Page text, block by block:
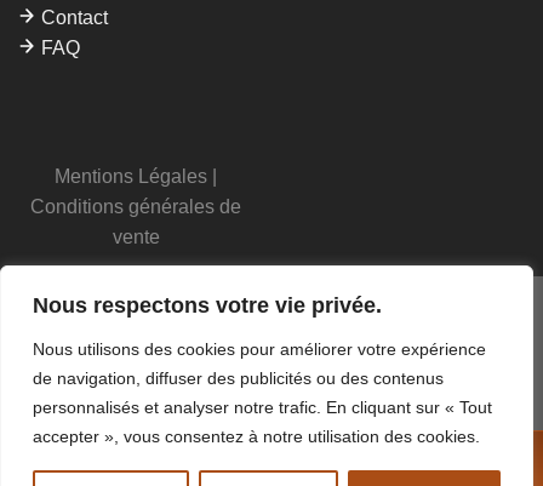
Nous respectons votre vie privée.
Nous utilisons des cookies pour améliorer votre expérience
de navigation, diffuser des publicités ou des contenus
personnalisés et analyser notre trafic. En cliquant sur « Tout
accepter », vous consentez à notre utilisation des cookies.
Contact
FAQ
Mentions Légales
Conditions générales de
vente